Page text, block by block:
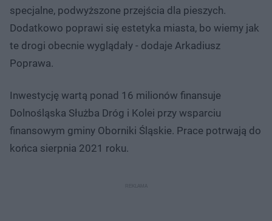
specjalne, podwyższone przejścia dla pieszych.
Dodatkowo poprawi się estetyka miasta, bo wiemy jak
te drogi obecnie wyglądały - dodaje Arkadiusz
Poprawa.
Inwestycję wartą ponad 16 milionów finansuje
Dolnośląska Służba Dróg i Kolei przy wsparciu
finansowym gminy Oborniki Śląskie. Prace potrwają do
końca sierpnia 2021 roku.